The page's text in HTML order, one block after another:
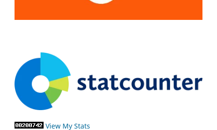
View My Stats